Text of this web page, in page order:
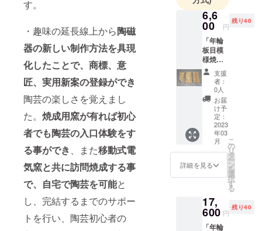
す。
・趣味の延長線上から陶磁
器の新しい制作方法を具現
化したことで、商標、意
匠、実用新案の登録ができ
陶芸の楽しさを覚えまし
た。 焼成用窯が有れば初心
者でも陶芸の入口体験をす
る事ができ、また移動式電
気窯と共に訪問焼成する事
で、自宅で陶芸を可能と
し、完結するまでのサポー
トを行い、陶芸初心者の
6,6
00 円
残り40
「年輪
板目模
様焼」
又は
「年輪
柾目模
様焼」
の高台
なし四
角平
皿、あ
るいは
変形三
角平皿
の何れ
サイズ (
W21cm
×D10c
m×H1.5
支援
者：
0人
お届
け予
定：
2023
年03
月
詳細を見る
こ
の
リ
タ
ー
ン
を
選
択
す
る
17,
600 円
残り40
「年輪